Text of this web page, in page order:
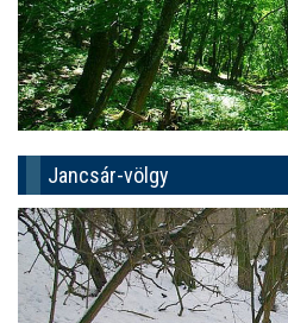
Jancsár-völgy